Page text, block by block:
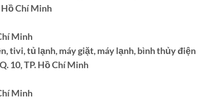
Hồ Chí Minh
Minh
tivi, tủ lạnh, máy giặt, máy lạnh, bình thủy điện
10, TP. Hồ Chí Minh
Minh